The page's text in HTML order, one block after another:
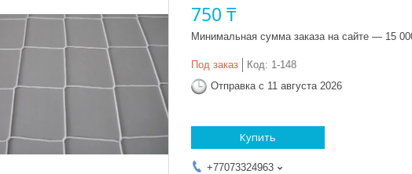
750 ₸
Минимальная сумма заказа на сайте — 15
Под заказ Код: 1-148
Отправка с 11 августа 2026
Купить
+77073324963